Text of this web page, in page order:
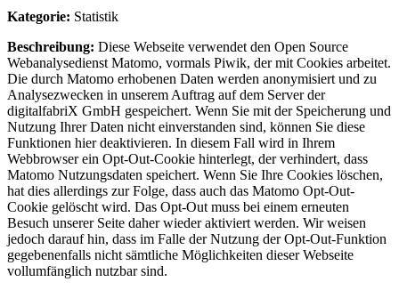
Kategorie: Statistik
Beschreibung: Diese Webseite verwendet den Open Source
Webanalysedienst Matomo, vormals Piwik, der mit Cookies arbeitet.
Die durch Matomo erhobenen Daten werden anonymisiert und zu
Analysezwecken in unserem Auftrag auf dem Server der
digitalfabriX GmbH gespeichert. Wenn Sie mit der Speicherung und
Nutzung Ihrer Daten nicht einverstanden sind, können Sie diese
Funktionen hier deaktivieren. In diesem Fall wird in Ihrem
Webbrowser ein Opt-Out-Cookie hinterlegt, der verhindert, dass
Matomo Nutzungsdaten speichert. Wenn Sie Ihre Cookies löschen,
hat dies allerdings zur Folge, dass auch das Matomo Opt-Out-
Cookie gelöscht wird. Das Opt-Out muss bei einem erneuten
Besuch unserer Seite daher wieder aktiviert werden. Wir weisen
jedoch darauf hin, dass im Falle der Nutzung der Opt-Out-Funktion
gegebenenfalls nicht sämtliche Möglichkeiten dieser Webseite
vollumfänglich nutzbar sind.